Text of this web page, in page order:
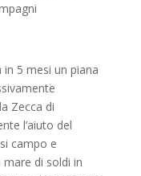
5 mesi un piana
Zecca di
l’aiuto del
campo e
di soldi in